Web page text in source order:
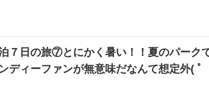
７日の旅⑦とにかく暑い！！夏のパーク
ディーファンが無意味だなんて想定外( ﾟ